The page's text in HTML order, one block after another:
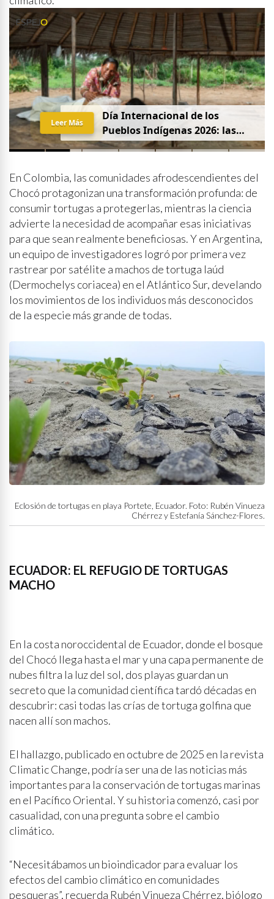
Día Internacional de los
Pueblos Indígenas 2026: las
mujeres que protegen la
Leer Más
En Colombia, las comunidades afrodescendientes del
Chocó protagonizan una transformación profunda: de
consumir tortugas a protegerlas, mientras la ciencia
advierte la necesidad de acompañar esas iniciativas
para que sean realmente beneficiosas. Y en Argentina,
un equipo de investigadores logró por primera vez
rastrear por satélite a machos de tortuga laúd
(Dermochelys coriacea) en el Atlántico Sur, develando
los movimientos de los individuos más desconocidos
de la especie más grande de todas.
Eclosión de tortugas en playa Portete, Ecuador. Foto: Rubén Vinueza
Chérrez y Estefanía Sánchez-Flores.
ECUADOR: EL REFUGIO DE TORTUGAS
MACHO
En la costa noroccidental de Ecuador, donde el bosque
del Chocó llega hasta el mar y una capa permanente de
nubes filtra la luz del sol, dos playas guardan un
secreto que la comunidad científica tardó décadas en
descubrir: casi todas las crías de tortuga golfina que
nacen allí son machos.
El hallazgo, publicado en octubre de 2025 en la revista
Climatic Change, podría ser una de las noticias más
importantes para la conservación de tortugas marinas
en el Pacífico Oriental. Y su historia comenzó, casi por
casualidad, con una pregunta sobre el cambio
climático.
“Necesitábamos un bioindicador para evaluar los
efectos del cambio climático en comunidades
pesqueras”, recuerda Rubén Vinueza Chérrez, biólogo